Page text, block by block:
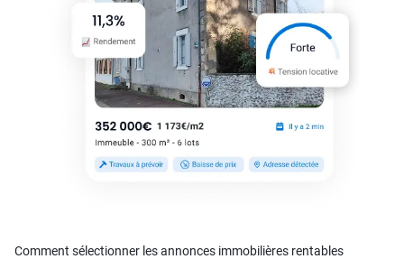
Comment sélectionner les annonces immobilières rentables